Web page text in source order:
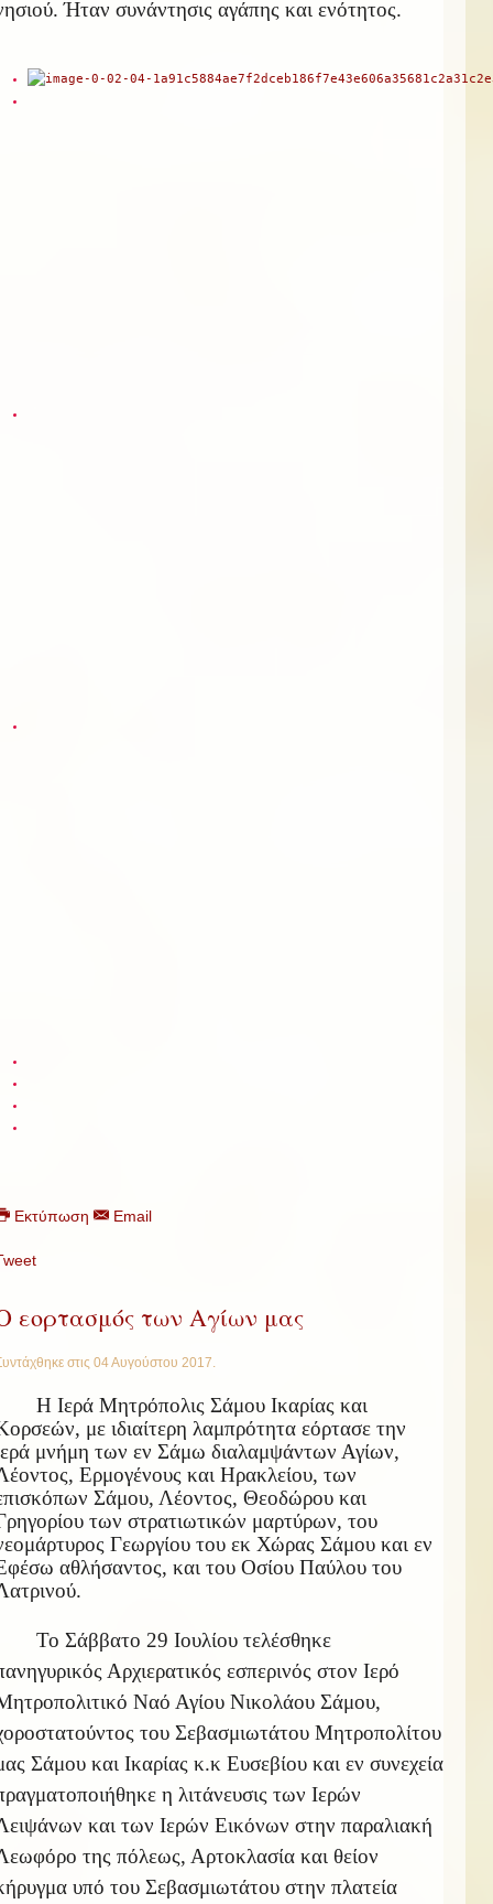
Ήταν συνάντησις αγάπης και ενότητος.
Εκτύπωση Email
εορτασμός των Αγίων μας
στις 04 Αυγούστου 2017
Η Ιερά Μητρόπολις Σάμου Ικαρίας και
με ιδιαίτερη λαμπρότητα εόρτασε την
μνήμη των εν Σάμω διαλαμψάντων Αγίων,
Ερμογένους και Ηρακλείου, των
Σάμου, Λέοντος, Θεοδώρου και
των στρατιωτικών μαρτύρων, του
Γεωργίου του εκ Χώρας Σάμου και εν
αθλήσαντος, και του Οσίου Παύλου του
Το Σάββατο 29 Ιουλίου τελέσθηκε
Αρχιερατικός εσπερινός στον Ιερό
Ναό Αγίου Νικολάου Σάμου,
του Σεβασμιωτάτου Μητροπολίτου
Σάμου και Ικαρίας κ.κ Ευσεβίου και εν συνεχεία
η λιτάνευσις των Ιερών
και των Ιερών Εικόνων στην παραλιακή
της πόλεως, Αρτοκλασία και θείον
υπό του Σεβασμιωτάτου στην πλατεία